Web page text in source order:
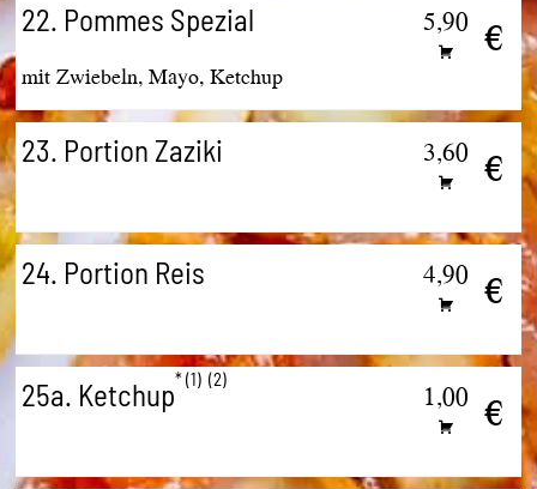
22. Pommes Spezial 5,90 €
mit Zwiebeln, Mayo, Ketchup
23. Portion Zaziki 3,60 €
24. Portion Reis 4,90 €
25a. Ketchup 1 2 1,00 €